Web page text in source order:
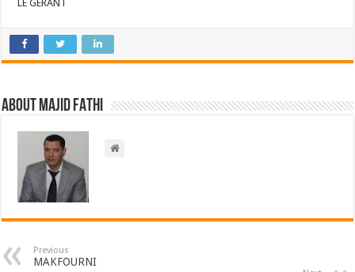
LE GÉRANT
About Majid FATHI
Previous
MAKFOURNI